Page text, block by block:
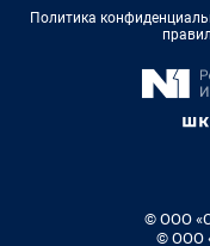
Политика
© ООО
© ООО